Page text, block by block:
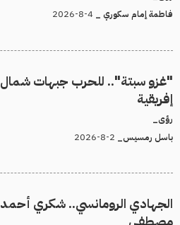
فاطمة إمام سكوري _
"غزو سبتة".. للحرب جبهات شمال
إفريقية
رؤى_
باسل رمسيس_
الجهادي الرومانسي.. شكري أحمد